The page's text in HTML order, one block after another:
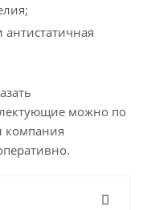
можно по
компания